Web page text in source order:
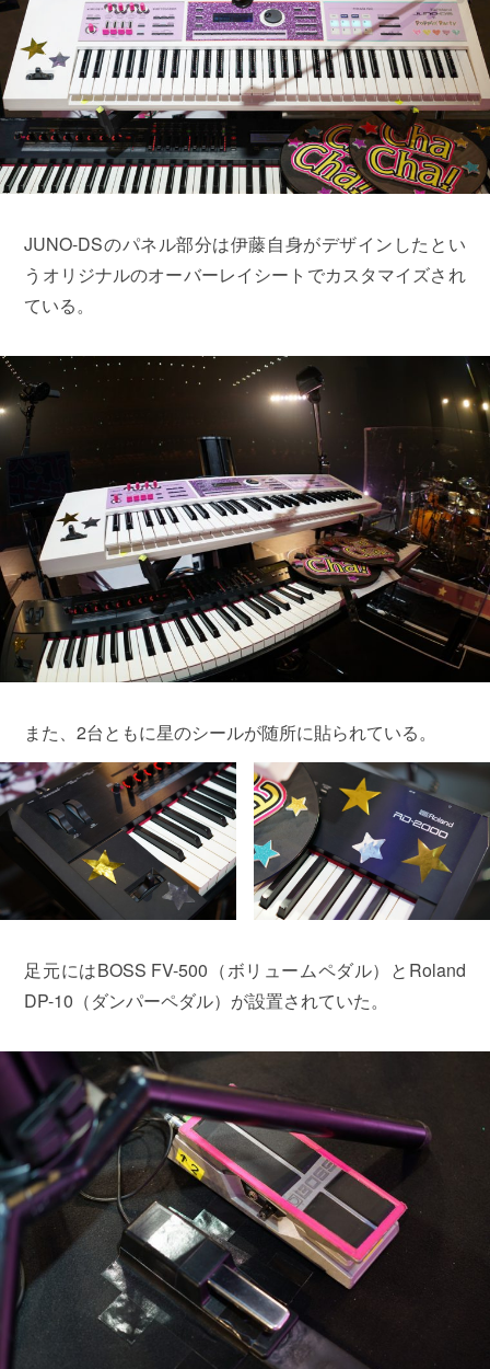
JUNO-DSのパネル部分は伊藤自身がデザインしたとい
うオリジナルのオーバーレイシートでカスタマイズされ
ている。
また、2台ともに星のシールが随所に貼られている。
足元にはBOSS FV-500（ボリュームペダル）とRoland
DP-10（ダンパーペダル）が設置されていた。